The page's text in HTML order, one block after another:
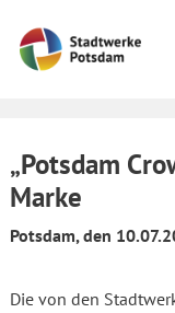
Startseite
„Potsdam
Marke
Potsdam, den
Die von den